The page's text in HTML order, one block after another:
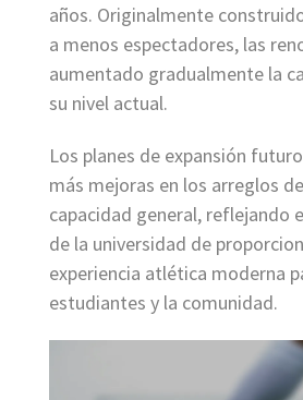
años. Originalmente
a menos espectadores, las
aumentado gradualmente la
su nivel actual.
Los planes de expansión
más mejoras en los arreglos
capacidad general, reflejando
de la universidad de
experiencia atlética moderna
estudiantes y la comunidad.